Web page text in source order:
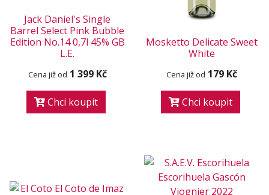
Jack Daniel's Single
Barrel Select Pink Bubble
Edition No.14 0,7l 45% GB
L.E.
Cena již od 1 399 Kč
Chci koupit
Mosketto Delicate Sweet
White
Cena již od 179 Kč
Chci koupit